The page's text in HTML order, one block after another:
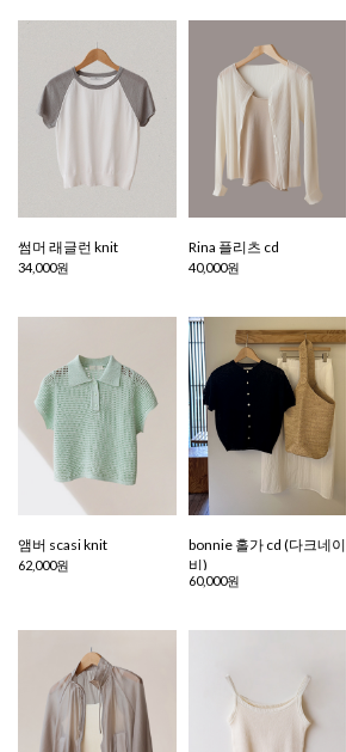
썸머 래글런 knit
34,000원
Rina 플리츠 cd
40,000원
앰버 scasi knit
62,000원
bonnie 홀가 cd (다크네이
비)
60,000원